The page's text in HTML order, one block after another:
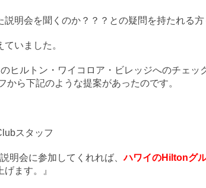
明会を聞くのか？？？との疑問を持たれる方
いました。
ヒルトン・ワイコロア・ビレッジへのチェッ
から下記のような提案があったのです。
スタッフ
明会に参加してくれれば、ハワイのHiltonグ
げます。』